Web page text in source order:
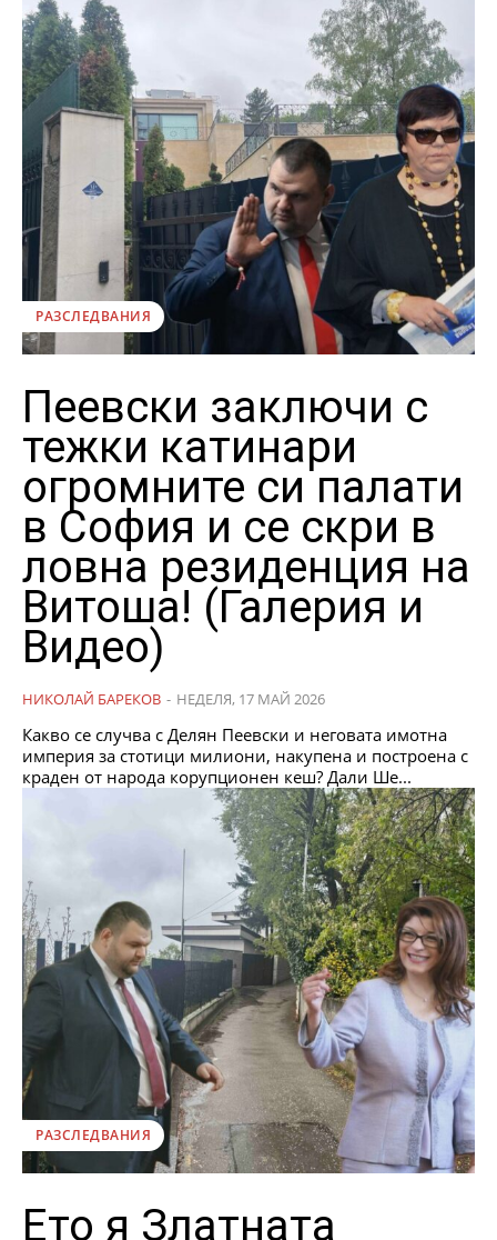
РАЗСЛЕДВАНИЯ
Пеевски заключи с
тежки катинари
огромните си палати
в София и се скри в
ловна резиденция на
Витоша! (Галерия и
Видео)
НИКОЛАЙ БАРЕКОВ - НЕДЕЛЯ, 17 МАЙ 2026
Какво се случва с Делян Пеевски и неговата имотна
империя за стотици милиони, накупена и построена с
краден от народа корупционен кеш? Дали Ше...
РАЗСЛЕДВАНИЯ
Ето я Златната